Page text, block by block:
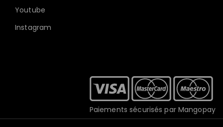
Youtube
Instagram
Paiements sécurisés par Mangopay